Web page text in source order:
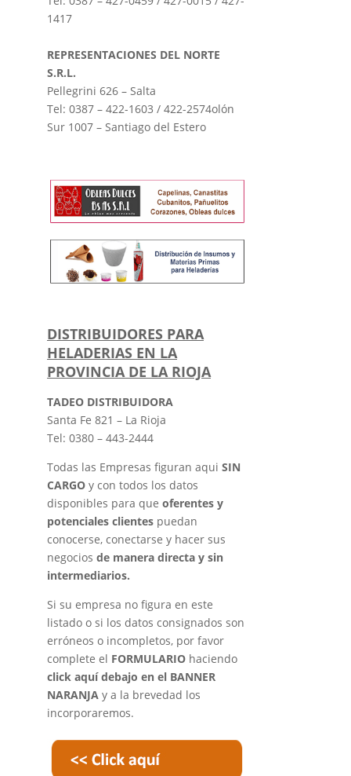
1417
REPRESENTACIONES DEL NORTE
S.R.L.
Pellegrini 626 – Salta
Tel: 0387 – 422-1603 / 422-2574olón
Sur 1007 – Santiago del Estero
DISTRIBUIDORES PARA
HELADERIAS EN LA
PROVINCIA DE LA RIOJA
TADEO DISTRIBUIDORA
Santa Fe 821 – La Rioja
Tel: 0380 – 443-2444
Todas las Empresas figuran aqui SIN
CARGO y con todos los datos
disponibles para que oferentes y
potenciales clientes puedan
conocerse, conectarse y hacer sus
negocios de manera directa y sin
intermediarios.
Si su empresa no figura en este
listado o si los datos consignados son
erróneos o incompletos, por favor
complete el FORMULARIO haciendo
click aquí debajo en el BANNER
NARANJA y a la brevedad los
incorporaremos.